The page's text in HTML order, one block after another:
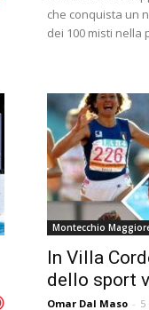
che conquista un
dei 100 misti nella
Montecchio
In Villa
dello sport
Omar Dal Maso - 5